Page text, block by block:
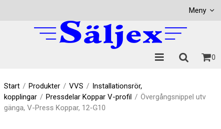
Meny
0
Start / Produkter / VVS / Installationsrör,
kopplingar / Pressdelar Koppar V-profil / Övergångsnippel utv
gänga, V-Press Koppar, 12-G10